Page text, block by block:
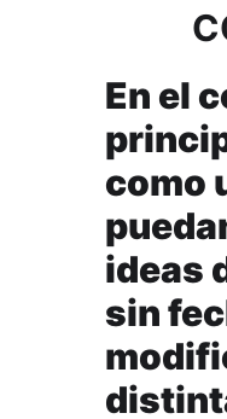
En el
como
ideas
sin